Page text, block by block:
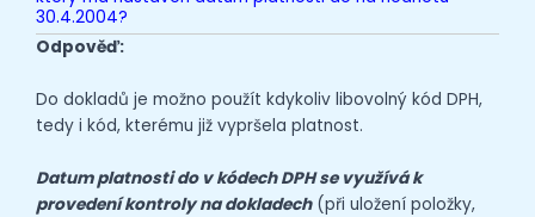
30.4.2004?
Odpověď:
Do dokladů je možno použít kdykoliv libovolný kód DPH,
tedy i kód, kterému již vypršela platnost.
Datum platnosti do v kódech DPH se využívá k
provedení kontroly na dokladech(při uložení položky,